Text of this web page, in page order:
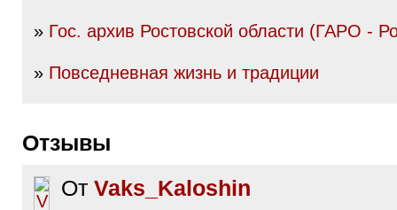
» Гос. архив Ростовской области (ГАРО -
» Повседневная жизнь и традиции
Отзывы
От Vaks_Kaloshin